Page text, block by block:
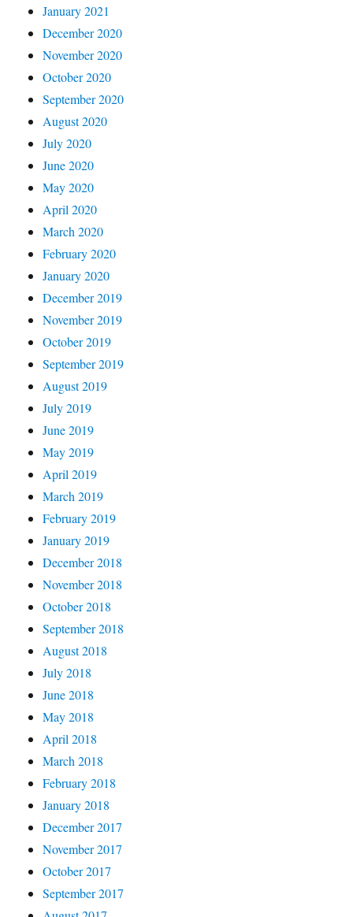
January 2021
December 2020
November 2020
October 2020
September 2020
August 2020
July 2020
June 2020
May 2020
April 2020
March 2020
February 2020
January 2020
December 2019
November 2019
October 2019
September 2019
August 2019
July 2019
June 2019
May 2019
April 2019
March 2019
February 2019
January 2019
December 2018
November 2018
October 2018
September 2018
August 2018
July 2018
June 2018
May 2018
April 2018
March 2018
February 2018
January 2018
December 2017
November 2017
October 2017
September 2017